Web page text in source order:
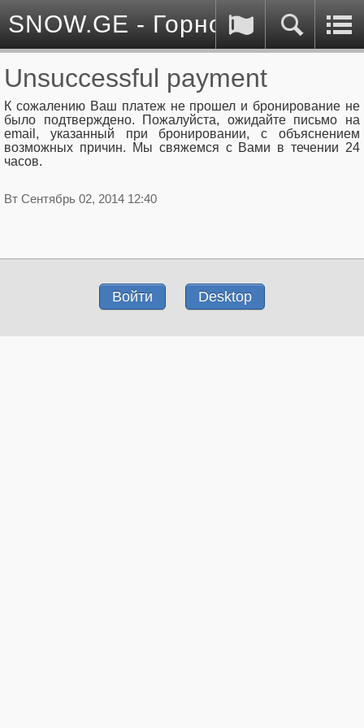
SNOW.GE - Горнолыжные
Unsuccessful payment
К сожалению Ваш платеж не прошел и бронирование не
было подтверждено. Пожалуйста, ожидайте письмо на
email, указанный при бронировании, с объяснением
возможных причин. Мы свяжемся с Вами в течении 24
часов.
Вт Сентябрь 02, 2014 12:40
Войти Desktop